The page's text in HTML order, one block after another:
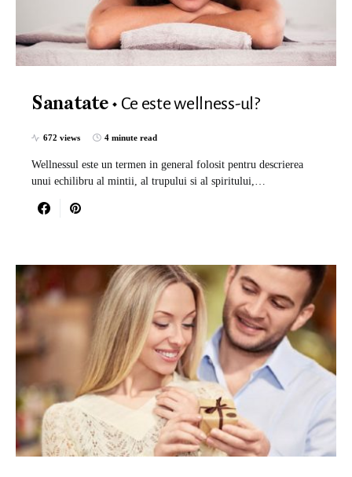
Sanatate Ce este wellness-ul?
672 views 4 minute read
Wellnessul este un termen in general folosit pentru descrierea
unui echilibru al mintii, al trupului si al spiritului,…